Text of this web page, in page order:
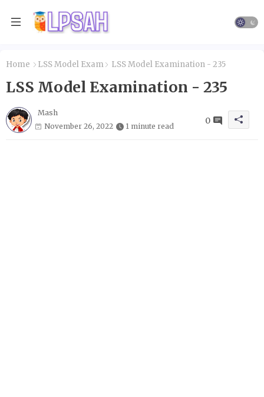
Home LSS Model Exam LSS Model Examination - 235
LSS Model Examination - 235
Mash
November 26, 2022
1 minute read
0